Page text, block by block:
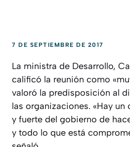
7 DE SEPTIEMBRE DE 2017
La ministra de Desarrollo,
calificó la reunión como
valoró la predisposición al
las organizaciones. «Hay
y fuerte del gobierno de
y todo lo que está